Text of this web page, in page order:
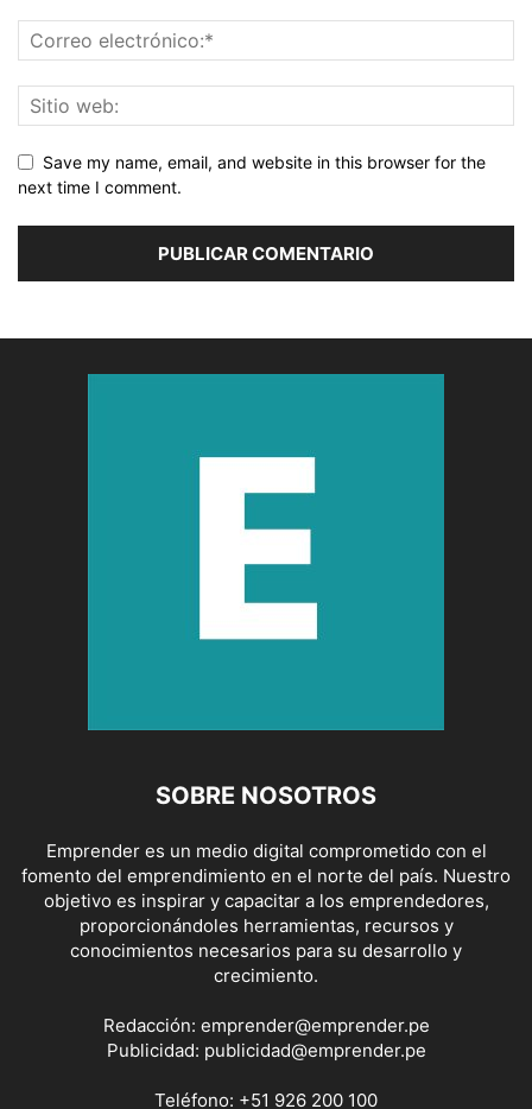
Save my name, email, and website in this browser for the
next time I comment.
SOBRE NOSOTROS
Emprender es un medio digital comprometido con el
fomento del emprendimiento en el norte del país. Nuestro
objetivo es inspirar y capacitar a los emprendedores,
proporcionándoles herramientas, recursos y
conocimientos necesarios para su desarrollo y
crecimiento.
Redacción: emprender@emprender.pe
Publicidad: publicidad@emprender.pe
Teléfono: +51 926 200 100